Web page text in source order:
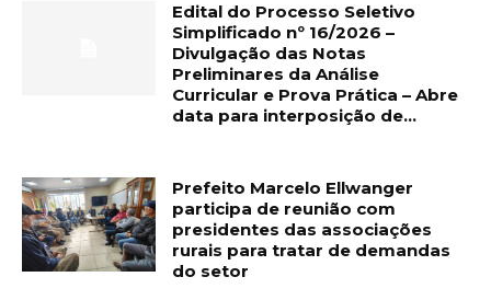
Edital do Processo Seletivo
Simplificado nº 16/2026 –
Divulgação das Notas
Preliminares da Análise
Curricular e Prova Prática – Abre
data para interposição de...
Prefeito Marcelo Ellwanger
participa de reunião com
presidentes das associações
rurais para tratar de demandas
do setor